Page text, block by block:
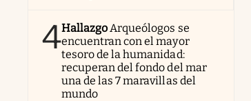
4HallazgoArqueólogos se
encuentran con el mayor
tesoro de la humanidad:
recuperan del fondo del mar
una de las 7 maravillas del
mundo